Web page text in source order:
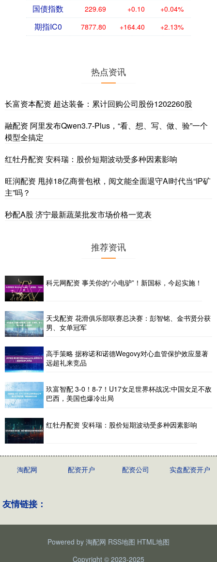
国债指数 229.69 +0.10 +0.04%
期指IC0 7877.80 +164.40 +2.13%
热点资讯
长富资本配资 超达装备：累计回购公司股份1202260股
融配资 阿里发布Qwen3.7-Plus，“看、想、写、做、验”一个
模型全搞定
红牡丹配资 安科瑞：股价短期波动受多种因素影响
旺润配资 甩掉18亿商誉包袱，阅文能全面退守AI时代当“IP矿
主”吗？
秒配A股 济宁最新蔬菜批发市场价格一览表
推荐资讯
科元网配资 事关你的“小电驴”！新国标，今起实施！
天戈配资 花滑俱乐部联赛总决赛：彭智铭、金书贤分获
男、女单冠军
高手策略 据称诺和诺德Wegovy对心血管保护效应显著
远超礼来竞品
玖富智配 3-0！8-7！U17女足世界杯战况:中国女足不敌
巴西，美国也爆冷出局
红牡丹配资 安科瑞：股价短期波动受多种因素影响
淘配网 配资开户 配资公司 实盘配资开户
友情链接：
Powered by 淘配网 RSS地图 HTML地图
Copyright © 2023-2025